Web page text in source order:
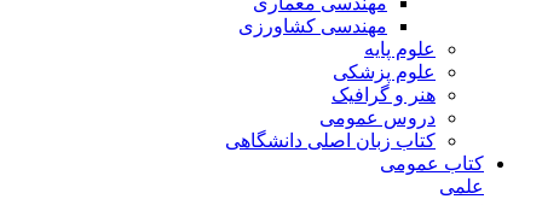
مهندسی کشاورزی
علوم پایه
علوم پزشکی
هنر و گرافیک
دروس عمومی
کتاب زبان اصلی دانشگاهی
کتاب عمومی
علمی